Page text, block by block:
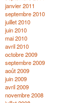
janvier 2011
septembre 2010
juillet 2010
juin 2010
mai 2010
avril 2010
octobre 2009
septembre 2009
août 2009
juin 2009
avril 2009
novembre 2008